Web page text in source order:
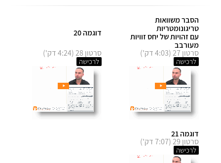
הסבר משוואות
טריגונומטריות
עם זהויות של יחס זוויות
מעורבב
סרטון 27 (4:03 דק')
לרכישה
דוגמה 20
סרטון 28 (4:24 דק')
לרכישה
דוגמה 21
סרטון 29 (7:07 דק')
לרכישה